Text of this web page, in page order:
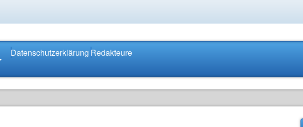
Datenschutzerklärung Redakteure